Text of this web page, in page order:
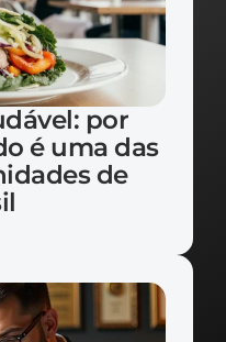
por
é uma das
de